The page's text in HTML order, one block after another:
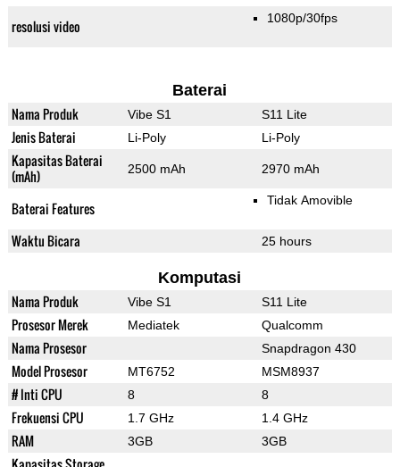
resolusi video 1080p/30fps
Baterai
Nama Produk Vibe S1 S11 Lite
Jenis Baterai Li-Poly Li-Poly
Kapasitas Baterai
(mAh)
2500 mAh 2970 mAh
Baterai Features Tidak Amovible
Waktu Bicara 25 hours
Komputasi
Nama Produk Vibe S1 S11 Lite
Prosesor Merek Mediatek Qualcomm
Nama Prosesor Snapdragon 430
Model Prosesor MT6752 MSM8937
# Inti CPU 8 8
Frekuensi CPU 1.7 GHz 1.4 GHz
RAM 3GB 3GB